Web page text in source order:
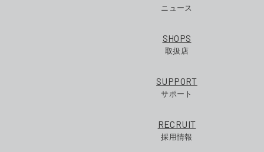
ニュース
SHOPS
取扱店
SUPPORT
サポート
RECRUIT
採用情報